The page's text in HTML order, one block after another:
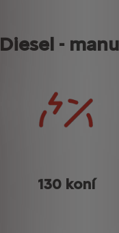
Diesel -
130 koní